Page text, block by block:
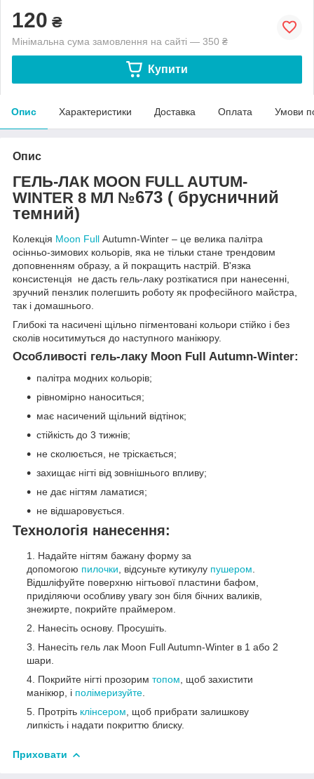
120 ₴
Мінімальна сума замовлення на сайті — 350 ₴
Купити
Опис Характеристики Доставка Оплата Умови
Опис
ГЕЛЬ-ЛАК MOON FULL AUTUM-
WINTER 8 МЛ №673 ( брусничний
темний)
Колекція Moon Full Autumn-Winter – це велика палітра
осінньо-зимових кольорів, яка не тільки стане трендовим
доповненням образу, а й покращить настрій. В'язка
консистенція не дасть гель-лаку розтікатися при нанесенні,
зручний пензлик полегшить роботу як професійного майстра,
так і домашнього.
Глибокі та насичені щільно пігментовані кольори стійко і без
сколів носитимуться до наступного манікюру.
Особливості гель-лаку Moon Full Autumn-Winter:
палітра модних кольорів;
рівномірно наноситься;
має насичений щільний відтінок;
стійкість до 3 тижнів;
не сколюється, не тріскається;
захищає нігті від зовнішнього впливу;
не дає нігтям ламатися;
не відшаровується.
Технологія нанесення:
Надайте нігтям бажану форму за
допомогою пилочки , відсуньте кутикулу пушером
Відшліфуйте поверхню нігтьової пластини бафом,
приділяючи особливу увагу зон біля бічних валиків,
знежирте, покрийте праймером.
Нанесіть основу. Просушіть.
Нанесіть гель лак Moon Full Autumn-Winter в 1 або 2
шари.
Покрийте нігті прозорим топом , щоб захистити
манікюр, і полімеризуйте
Протріть клінсером , щоб прибрати залишкову
липкість і надати покриттю блиску.
Приховати